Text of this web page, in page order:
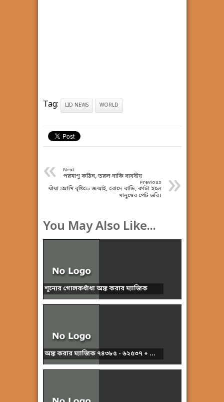
Tag: LID NEWS WORLD
« Next
পরমাণু কঠিন, তরল নাকি বায়বীয় »
Previous
ধাঁধা :আমি বৃষ্টিতে জন্মাই, রোদে বাড়ি, কাটা হলে
মানুষের পেট ভরি।
You May Also Like...
শূন্যের গোলকধাঁধা অঙ্ক করার ম্যাজিক
অঙ্ক করার ম্যাজিক ৭৪৩৮৫ - ৬২৫৩৭ + ...